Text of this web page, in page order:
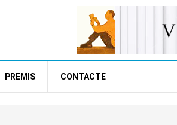
PREMIS CONTACTE